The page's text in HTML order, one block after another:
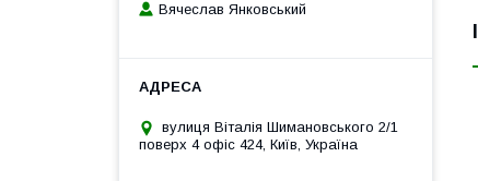
Вячеслав Янковський
вулиця Віталія Шимановського 2/1
поверх 4 офіс 424, Київ, Україна